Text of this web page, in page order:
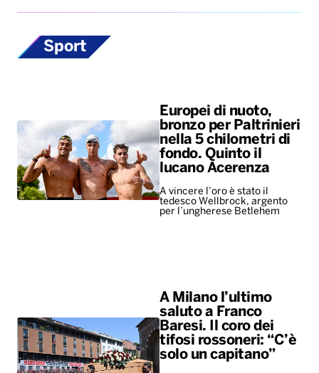
Sport
Europei di nuoto,
bronzo per Paltrinieri
nella 5 chilometri di
fondo. Quinto il
lucano Acerenza
A vincere l’oro è stato il
tedesco Wellbrock, argento
per l’ungherese Betlehem
A Milano l’ultimo
saluto a Franco
Baresi. Il coro dei
tifosi rossoneri: “C’è
solo un capitano”